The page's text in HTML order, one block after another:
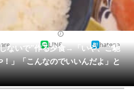
教育・育児
リサーチ
ージ
ないで”作る夕食→「いや、ご馳
」「こんなのでいいんだよ」と
LINE hatena